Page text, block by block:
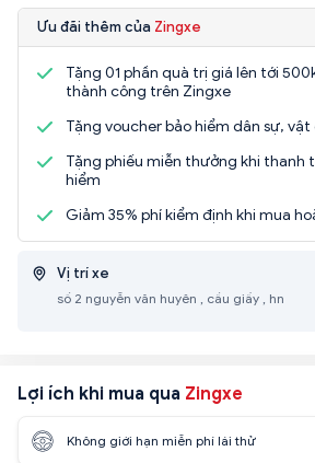
Ưu đãi thêm của Zingxe
Tặng 01 phần quà trị giá lên tới
thành công trên Zingxe
Tặng voucher bảo hiểm dân sự,
Tặng phiếu miễn thưởng khi thanh
hiểm
Giảm 35% phí kiểm định khi mua
Vị trí xe
số 2 nguyễn văn huyên , cầu giấy , hn
Lợi ích khi mua qua Zingxe
Không giới hạn miễn phí lái thử